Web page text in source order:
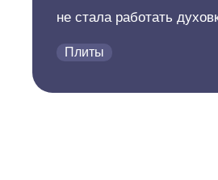
не стала работать
Плиты